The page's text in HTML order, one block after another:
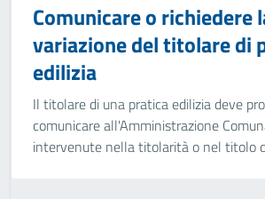
Comunicare o richiedere
variazione del titolare di
edilizia
Il titolare di una pratica edilizia deve
comunicare all'Amministrazione
intervenute nella titolarità o nel titolo